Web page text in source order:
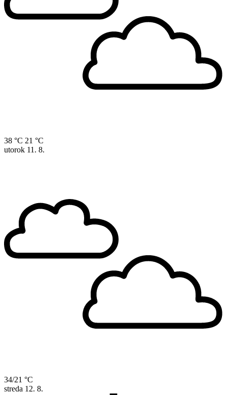
38 °C 21 °C
utorok 11. 8.
34/21 °C
streda 12. 8.